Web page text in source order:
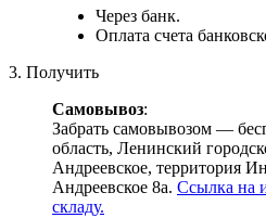
Через банк.
Оплата счета
3. Получить
Самовывоз:
Забрать самовывозом —
область, Ленинский
Андреевское, территория
Андреевское 8а. Ссылка на
складу.